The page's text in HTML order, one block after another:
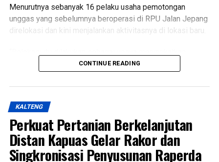
Menurutnya sebanyak 16 pelaku usaha pemotongan
unggas yang sebelumnya beroperasi di RPU Jalan Jepang
direlokasi dan kini menjalankan aktivitasnya di lokasi baru.
kualitas pelayanan sekaligus menghadirkan fasilitas
lingkungan,” katanya Kamis (6/8/2026).
Ia menjelaskan terkait kondisi RPU lama sudah tidak lagi
layak digunakan karena kondisi bangunan dan fasilitas
pendukung dinilai tidak memadai selain sistem
pengelolaan limbah berpotensi mencemari lingkungan.
CONTINUE READING
KALTENG
Perkuat Pertanian Berkelanjutan
Distan Kapuas Gelar Rakor dan
Singkronisasi Penyusunan Raperda